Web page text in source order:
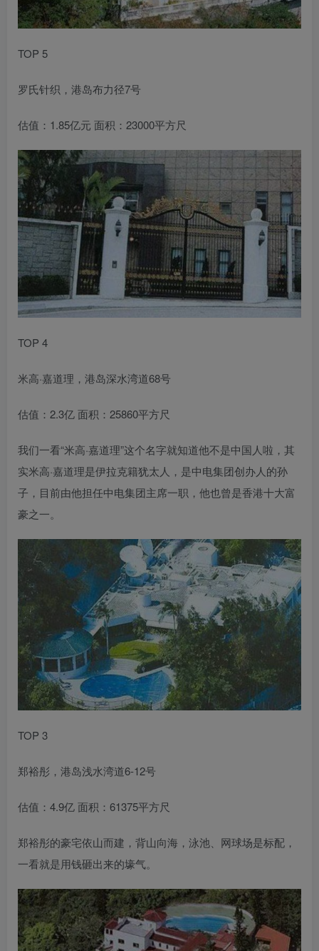
TOP 5
罗氏针织，港岛布力径7号
估值：1.85亿元 面积：23000平方尺
TOP 4
米高·嘉道理，港岛深水湾道68号
估值：2.3亿 面积：25860平方尺
我们一看“米高·嘉道理”这个名字就知道他不是中国人啦，其
实米高·嘉道理是伊拉克籍犹太人，是中电集团创办人的孙
子，目前由他担任中电集团主席一职，他也曾是香港十大富
豪之一。
TOP 3
郑裕彤，港岛浅水湾道6-12号
估值：4.9亿 面积：61375平方尺
郑裕彤的豪宅依山而建，背山向海，泳池、网球场是标配，
一看就是用钱砸出来的壕气。